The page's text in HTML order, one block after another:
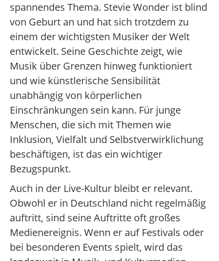
spannendes Thema. Stevie Wonder ist blind
von Geburt an und hat sich trotzdem zu
einem der wichtigsten Musiker der Welt
entwickelt. Seine Geschichte zeigt, wie
Musik über Grenzen hinweg funktioniert
und wie künstlerische Sensibilität
unabhängig von körperlichen
Einschränkungen sein kann. Für junge
Menschen, die sich mit Themen wie
Inklusion, Vielfalt und Selbstverwirklichung
beschäftigen, ist das ein wichtiger
Bezugspunkt.
Auch in der Live-Kultur bleibt er relevant.
Obwohl er in Deutschland nicht regelmäßig
auftritt, sind seine Auftritte oft großes
Medienereignis. Wenn er auf Festivals oder
bei besonderen Events spielt, wird das